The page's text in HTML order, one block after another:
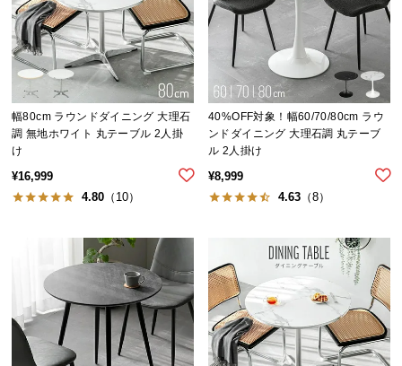
覧
気
ア
イ
テ
ム
幅80cm ラウンドダイニング 大理石
調 無地ホワイト 丸テーブル 2人掛
け
¥16,999
4.80 （10）
40%OFF対象！幅60/70/80cm ラウ
ンドダイニング 大理石調 丸テーブ
ル 2人掛け
¥8,999
4.63 （8）